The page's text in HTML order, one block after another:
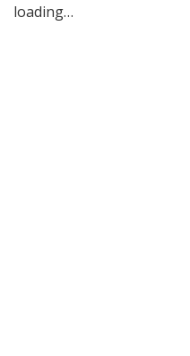
loading…